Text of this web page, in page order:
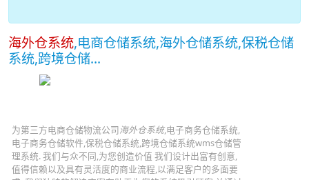
海外仓系统,电商仓储系统,海外仓储系统,保税仓储
系统,跨境仓储...
为第三方电商仓储物流公司海外仓系统,电子商务仓储系统,
电子商务仓储软件,保税仓储系统,跨境仓储系统wms仓储管
理系统. 我们与众不同,为您创造价值 我们设计出富有创意,
值得信赖以及具有灵活度的商业流程,以满足客户的多面要